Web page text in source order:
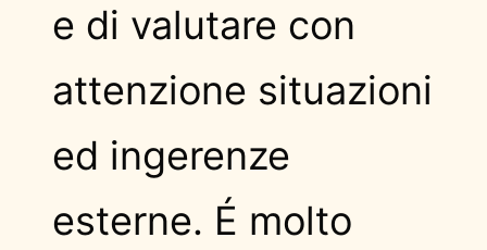
e di valutare con
attenzione situazioni
ed ingerenze
esterne. É molto